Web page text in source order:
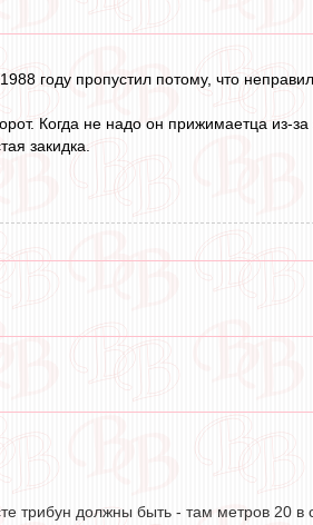
году пропустил потому, что
Когда не надо он прижимаетца из-
закидка.
трибун должны быть - там метров 20